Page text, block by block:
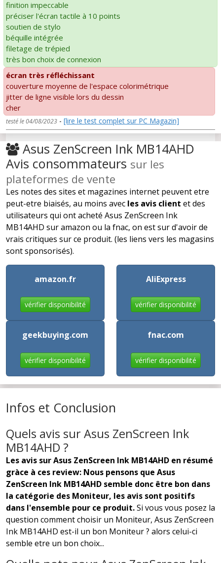
finition impeccable
préciser l'écran tactile à 10 points
soutien de stylo
béquille intégrée
filetage de trépied
très bon choix de connexion
écran très réfléchissant
couverture moyenne de l'espace colorimétrique
jitter de ligne visible lors du dessin
cher
testé le 04/08/2023 - [lire le test complet sur PC Magazin]
Asus ZenScreen Ink MB14AHD
Avis consommateurs sur les
plateformes de vente
Les notes des sites et magazines internet peuvent etre
peut-etre biaisés, au moins avec les avis client et des
utilisateurs qui ont acheté Asus ZenScreen Ink
MB14AHD sur amazon ou la fnac, on est sur d'avoir de
vrais critiques sur ce produit. (les liens vers les magasins
sont sponsorisés).
amazon.fr
vérifier disponibilité
AliExpress
vérifier disponibilité
geekbuying.com
vérifier disponibilité
fnac.com
vérifier disponibilité
Infos et Conclusion
Quels avis sur Asus ZenScreen Ink
MB14AHD ?
Les avis sur Asus ZenScreen Ink MB14AHD en résumé
gràce à ces review: Nous pensons que Asus
ZenScreen Ink MB14AHD semble donc être bon dans
la catégorie des Moniteur, les avis sont positifs
dans l'ensemble pour ce produit.Si vous vous posez la
question comment choisir un Moniteur, Asus ZenScreen
Ink MB14AHD est-il un bon Moniteur ? alors celui-ci
semble etre un bon choix...